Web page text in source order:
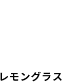
モングラス